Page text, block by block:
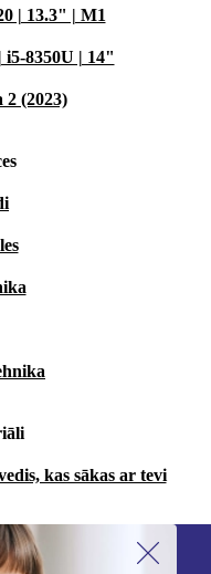
| 13.3" | M1
8350U | 14"
(2023)
kas sākas ar tevi